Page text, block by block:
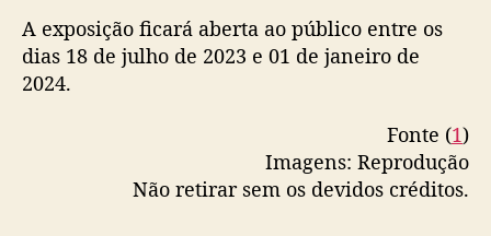
a
r
i
a
A exposição ficará aberta ao público entre os
dias 18 de julho de 2023 e 01 de janeiro de
2024.
Fonte (1)
Imagens: Reprodução
Não retirar sem os devidos créditos.